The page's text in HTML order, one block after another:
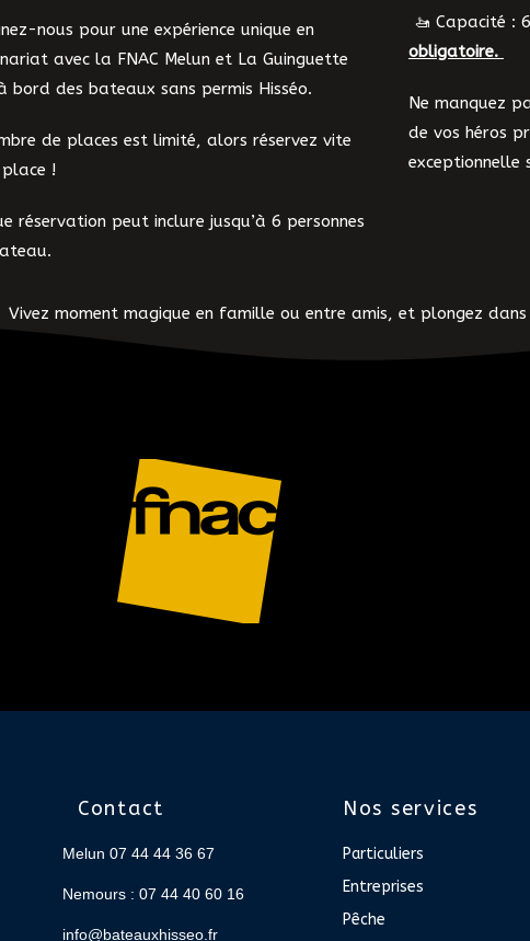
nous pour une expérience unique en
avec la FNAC Melun et La Guinguette
bord des bateaux sans permis Hisséo.
de places est limité, alors réservez vite
!
réservation peut inclure jusqu’à 6 personnes
🚤 Capacité :
obligatoire.
Ne manquez
de vos héros
exceptionnelle
Vivez moment magique en famille ou entre amis, et plongez
Contact
Melun 07 44 44 36 67
Nemours : 07 44 40 60 16
info@bateauxhisseo.fr
Nos services
Particuliers
Entreprises
Pêche